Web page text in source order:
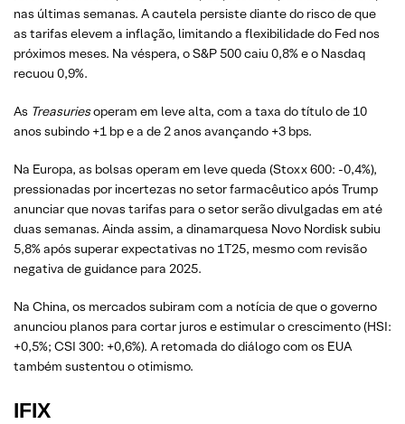
nas últimas semanas. A cautela persiste diante do risco de que
as tarifas elevem a inflação, limitando a flexibilidade do Fed nos
próximos meses. Na véspera, o S&P 500 caiu 0,8% e o Nasdaq
recuou 0,9%.
As Treasuriesoperam em leve alta, com a taxa do título de 10
anos subindo +1 bp e a de 2 anos avançando +3 bps.
Na Europa, as bolsas operam em leve queda (Stoxx 600: -0,4%),
pressionadas por incertezas no setor farmacêutico após Trump
anunciar que novas tarifas para o setor serão divulgadas em até
duas semanas. Ainda assim, a dinamarquesa Novo Nordisk subiu
5,8% após superar expectativas no 1T25, mesmo com revisão
negativa de guidance para 2025.
Na China, os mercados subiram com a notícia de que o governo
anunciou planos para cortar juros e estimular o crescimento (HSI:
+0,5%; CSI 300: +0,6%). A retomada do diálogo com os EUA
também sustentou o otimismo.
IFIX